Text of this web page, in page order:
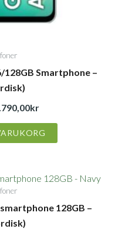
128GB Smartphone –
kr
128GB –
Det
priset